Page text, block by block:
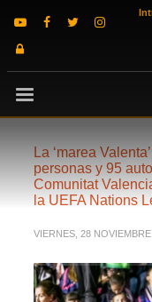
La ‘marea
personas y 95
Comunitat
la UEFA Nations
VIERNES, 28